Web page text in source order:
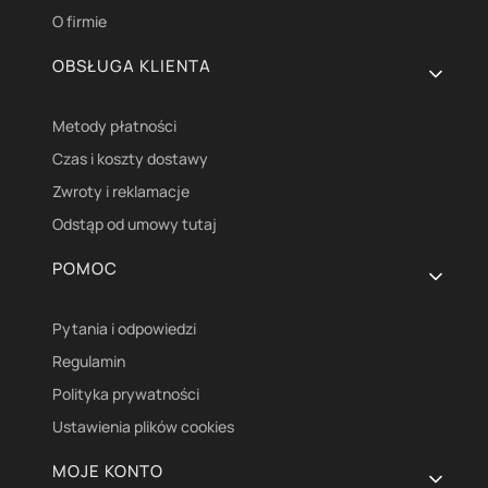
O firmie
OBSŁUGA KLIENTA
Metody płatności
Czas i koszty dostawy
Zwroty i reklamacje
Odstąp od umowy tutaj
POMOC
Pytania i odpowiedzi
Regulamin
Polityka prywatności
Ustawienia plików cookies
MOJE KONTO